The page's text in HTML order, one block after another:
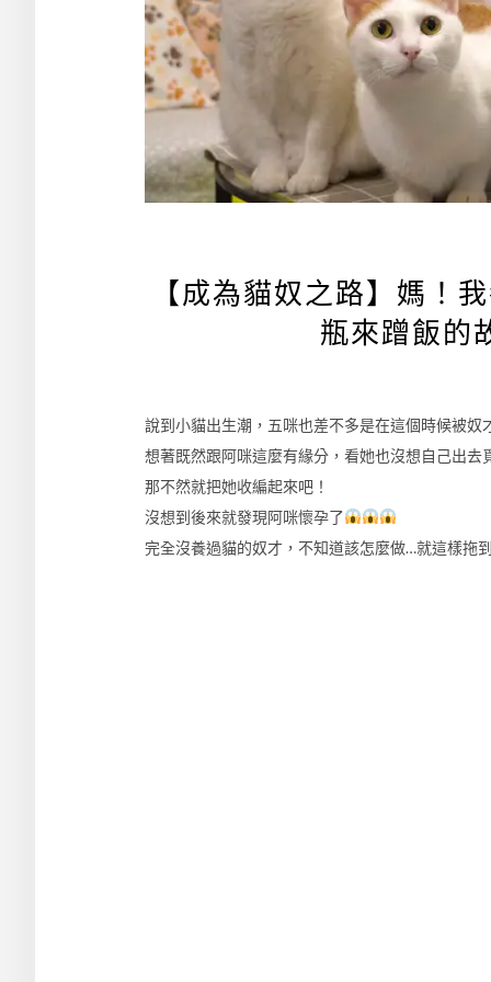
【成為貓奴之路】媽！
瓶來蹭飯的
說到小貓出生潮，五咪也差不多是在這個時候被奴
想著既然跟阿咪這麼有緣分，看她也沒想自己出去
那不然就把她收編起來吧！
沒想到後來就發現阿咪懷孕了
完全沒養過貓的奴才，不知道該怎麼做…就這樣拖